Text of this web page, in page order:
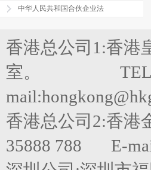
中华人民共和国合伙企业法
香港总公司1:香港
室。 TEL:852-
香港总公司2:香
35888 788 E-